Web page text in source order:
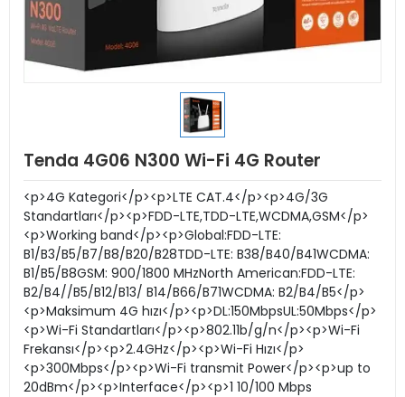
Tenda 4G06 N300 Wi-Fi 4G Router
<p>4G Kategori</p><p>LTE CAT.4</p><p>4G/3G
Standartları</p><p>FDD-LTE,TDD-LTE,WCDMA,GSM</p>
<p>Working band</p><p>Global:FDD-LTE:
B1/B3/B5/B7/B8/B20/B28TDD-LTE: B38/B40/B41WCDMA:
B1/B5/B8GSM: 900/1800 MHzNorth American:FDD-LTE:
B2/B4//B5/B12/B13/ B14/B66/B71WCDMA: B2/B4/B5</p>
<p>Maksimum 4G hızı</p><p>DL:150MbpsUL:50Mbps</p>
<p>Wi-Fi Standartları</p><p>802.11b/g/n</p><p>Wi-Fi
Frekansı</p><p>2.4GHz</p><p>Wi-Fi Hızı</p>
<p>300Mbps</p><p>Wi-Fi transmit Power</p><p>up to
20dBm</p><p>Interface</p><p>1 10/100 Mbps